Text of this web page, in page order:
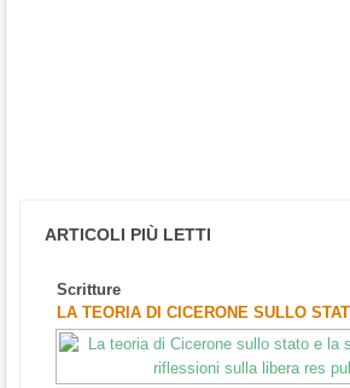
ARTICOLI PIÙ LETTI
Scritture
LA TEORIA DI CICERONE SULLO